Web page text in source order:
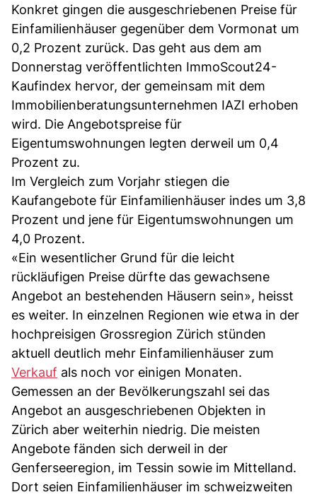
Konkret gingen die ausgeschriebenen Preise für
Einfamilienhäuser gegenüber dem Vormonat um
0,2 Prozent zurück. Das geht aus dem am
Donnerstag veröffentlichten ImmoScout24-
Kaufindex hervor, der gemeinsam mit dem
Immobilienberatungsunternehmen IAZI erhoben
wird. Die Angebotspreise für
Eigentumswohnungen legten derweil um 0,4
Prozent zu.
Im Vergleich zum Vorjahr stiegen die
Kaufangebote für Einfamilienhäuser indes um 3,8
Prozent und jene für Eigentumswohnungen um
4,0 Prozent.
«Ein wesentlicher Grund für die leicht
rückläufigen Preise dürfte das gewachsene
Angebot an bestehenden Häusern sein», heisst
es weiter. In einzelnen Regionen wie etwa in der
hochpreisigen Grossregion Zürich stünden
aktuell deutlich mehr Einfamilienhäuser zum
Verkauf als noch vor einigen Monaten.
Gemessen an der Bevölkerungszahl sei das
Angebot an ausgeschriebenen Objekten in
Zürich aber weiterhin niedrig. Die meisten
Angebote fänden sich derweil in der
Genferseeregion, im Tessin sowie im Mittelland.
Dort seien Einfamilienhäuser im schweizweiten